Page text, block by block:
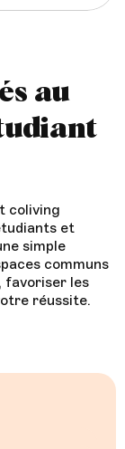
au
coliving
et
simple
communs
favoriser les
réussite.